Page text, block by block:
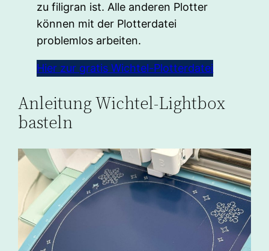
zu filigran ist. Alle anderen Plotter
können mit der Plotterdatei
problemlos arbeiten.
Hier zur gratis Wichtel-Plotterdatei
Anleitung Wichtel-Lightbox
basteln